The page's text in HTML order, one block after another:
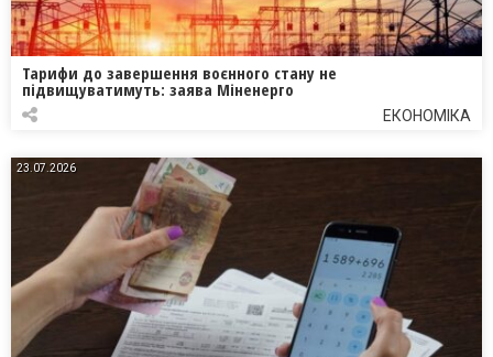
Тарифи до завершення воєнного стану не
підвищуватимуть: заява Міненерго
ЕКОНОМІКА
23.07.2026